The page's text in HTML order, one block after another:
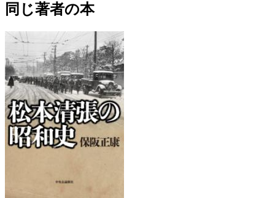
同じ著者の本